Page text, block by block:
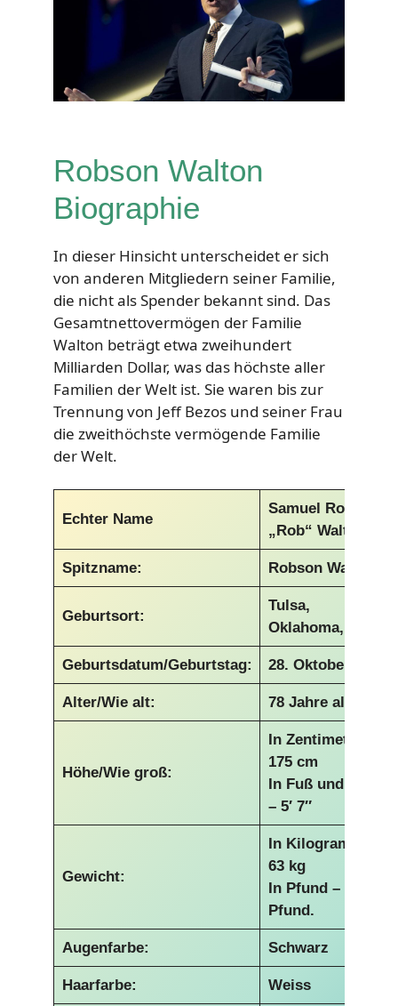
Robson Walton
Biographie
In dieser Hinsicht unterscheidet er sich
von anderen Mitgliedern seiner Familie,
die nicht als Spender bekannt sind. Das
Gesamtnettovermögen der Familie
Walton beträgt etwa zweihundert
Milliarden Dollar, was das höchste aller
Familien der Welt ist. Sie waren bis zur
Trennung von Jeff Bezos und seiner Frau
die zweithöchste vermögende Familie
der Welt.
Echter Name
Samuel Robson
„Rob“ Walton
Spitzname: Robson Walton
Geburtsort:
Tulsa,
Oklahoma, USA
Geburtsdatum/Geburtstag: 28. Oktober 1944
Alter/Wie alt: 78 Jahre alt
Höhe/Wie groß:
In Zentimetern –
175 cm
In Fuß und Zoll
– 5′ 7″
Gewicht:
In Kilogramm –
63 kg
In Pfund – 138
Pfund.
Augenfarbe: Schwarz
Haarfarbe: Weiss